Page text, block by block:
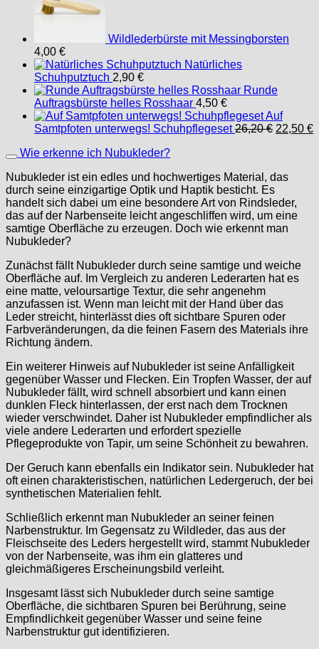
Wildlederbürste mit Messingborsten
4,00 €
Natürliches
Schuhputztuch 2,90 €
Runde
Auftragsbürste helles Rosshaar 4,50 €
Auf
Samtpfoten unterwegs! Schuhpflegeset 26,20€ 22,50 €
Wie erkenne ich Nubukleder?
Nubukleder ist ein edles und hochwertiges Material, das
durch seine einzigartige Optik und Haptik besticht. Es
handelt sich dabei um eine besondere Art von Rindsleder,
das auf der Narbenseite leicht angeschliffen wird, um eine
samtige Oberfläche zu erzeugen. Doch wie erkennt man
Nubukleder?
Zunächst fällt Nubukleder durch seine samtige und weiche
Oberfläche auf. Im Vergleich zu anderen Lederarten hat es
eine matte, veloursartige Textur, die sehr angenehm
anzufassen ist. Wenn man leicht mit der Hand über das
Leder streicht, hinterlässt dies oft sichtbare Spuren oder
Farbveränderungen, da die feinen Fasern des Materials ihre
Richtung ändern.
Ein weiterer Hinweis auf Nubukleder ist seine Anfälligkeit
gegenüber Wasser und Flecken. Ein Tropfen Wasser, der auf
Nubukleder fällt, wird schnell absorbiert und kann einen
dunklen Fleck hinterlassen, der erst nach dem Trocknen
wieder verschwindet. Daher ist Nubukleder empfindlicher als
viele andere Lederarten und erfordert spezielle
Pflegeprodukte von Tapir, um seine Schönheit zu bewahren.
Der Geruch kann ebenfalls ein Indikator sein. Nubukleder hat
oft einen charakteristischen, natürlichen Ledergeruch, der bei
synthetischen Materialien fehlt.
Schließlich erkennt man Nubukleder an seiner feinen
Narbenstruktur. Im Gegensatz zu Wildleder, das aus der
Fleischseite des Leders hergestellt wird, stammt Nubukleder
von der Narbenseite, was ihm ein glatteres und
gleichmäßigeres Erscheinungsbild verleiht.
Insgesamt lässt sich Nubukleder durch seine samtige
Oberfläche, die sichtbaren Spuren bei Berührung, seine
Empfindlichkeit gegenüber Wasser und seine feine
Narbenstruktur gut identifizieren.